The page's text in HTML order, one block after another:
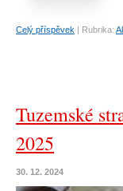
Celý příspěvek | Rubrika:
Tuzemské
2025
30. 12. 2024